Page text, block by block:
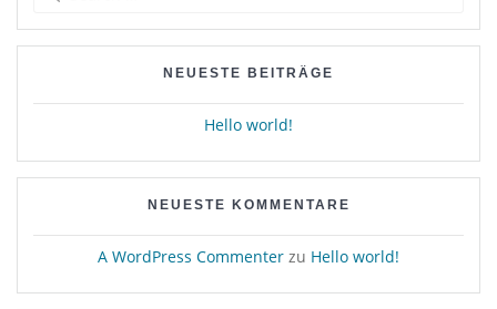
NEUESTE BEITRÄGE
Hello world!
NEUESTE KOMMENTARE
A WordPress Commenter zu Hello world!